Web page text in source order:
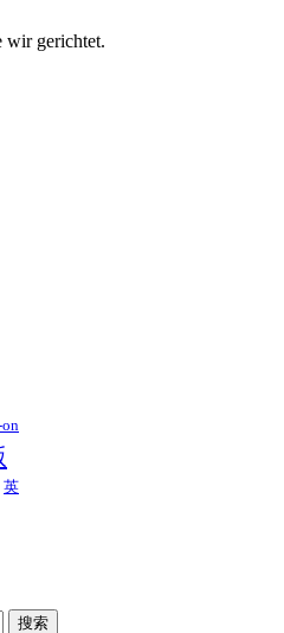
wir gerichtet.
英